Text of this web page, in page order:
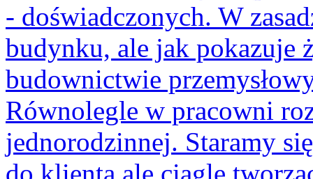
- doświadczonych. W
budynku, ale jak pokazuje
budownictwie
Równolegle w pracowni
jednorodzinnej. Staramy
do klienta ale ciągle